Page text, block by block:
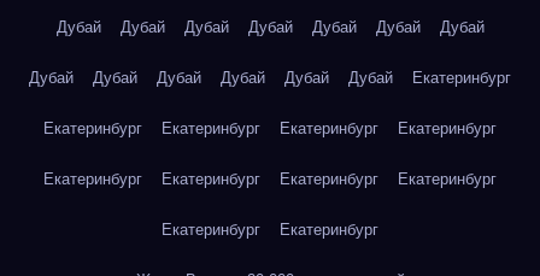
Дубай Дубай Дубай Дубай Дубай Дубай Дубай
Дубай Дубай Дубай Дубай Дубай Дубай Екатеринбург
Екатеринбург Екатеринбург Екатеринбург Екатеринбург
Екатеринбург Екатеринбург Екатеринбург Екатеринбург
Екатеринбург Екатеринбург